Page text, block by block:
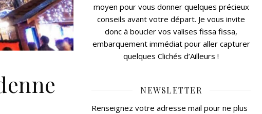
moyen pour vous donner quelques précieux
conseils avant votre départ. Je vous invite
donc à boucler vos valises fissa fissa,
embarquement immédiat pour aller capturer
quelques Clichés d’Ailleurs !
NEWSLETTER
Renseignez votre adresse mail pour ne plus